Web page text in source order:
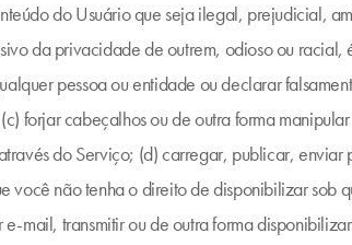
do Usuário que seja ilegal, prejudicial,
da privacidade de outrem, odioso ou racial,
pessoa ou entidade ou declarar
forjar cabeçalhos ou de outra forma
do Serviço; (d) carregar, publicar, enviar
você não tenha o direito de disponibilizar sob
mail, transmitir ou de outra forma